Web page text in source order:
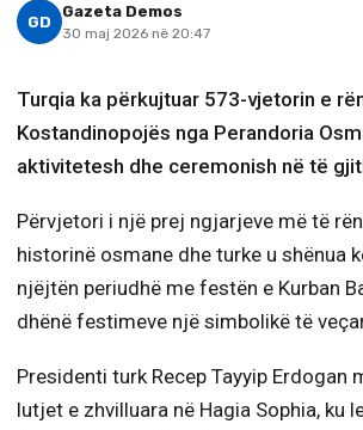
GD
Gazeta Demos
30 maj 2026 në 20:47
Turqia ka përkujtuar 573-vjetorin e
Kostandinopojës nga Perandoria
aktivitetesh dhe ceremonish në të
Përvjetori i një prej ngjarjeve më të
historinë osmane dhe turke u shënua
njëjtën periudhë me festën e Kurban
dhënë festimeve një simbolikë të
Presidenti turk Recep Tayyip Erdogan
lutjet e zhvilluara në Hagia Sophia, ku